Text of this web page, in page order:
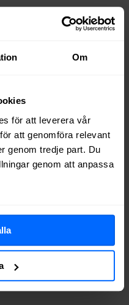
Om
för att leverera vår
att genomföra relevant
genom tredje part. Du
genom att anpassa
i Salem
håller på att stängas ner,
inte längre kommer vara
stängts eller kommer att
Salemskommun
kring bredband för postorterna